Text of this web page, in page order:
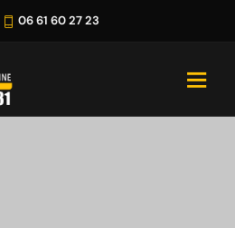
06 61 60 27 23